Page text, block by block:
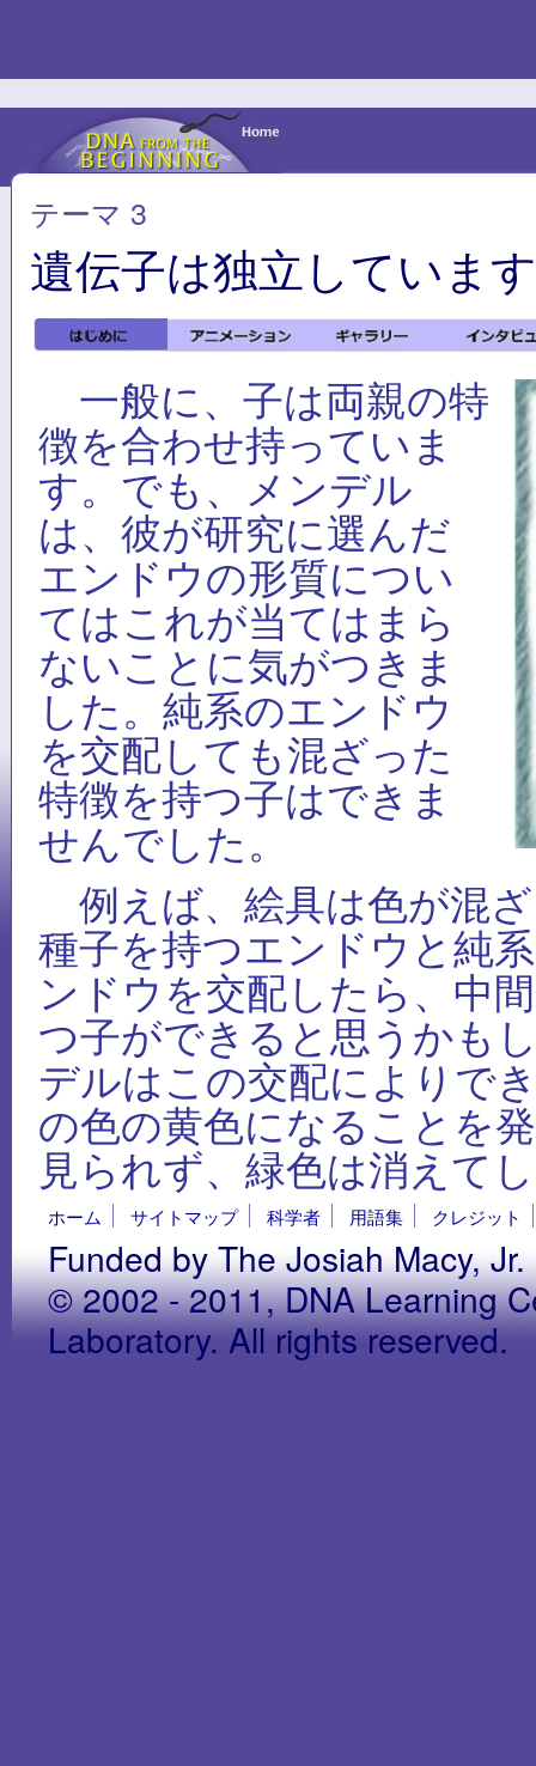
テーマ 3
遺伝子は独立しています
一般に、子は両親の特
徴を合わせ持っていま
す。でも、メンデル
は、彼が研究に選んだ
エンドウの形質につい
てはこれが当てはまら
ないことに気がつきま
した。純系のエンドウ
を交配しても混ざった
特徴を持つ子はできま
せんでした。
例えば、絵具は色が混
種子を持つエンドウと純
ンドウを交配したら、中
つ子ができると思うかも
デルはこの交配によりで
の色の黄色になることを
見られず、緑色は消えて
ホーム サイトマップ 科学者 用語集 クレジット
Funded by The Josiah Macy,
© 2002 - 2011, DNA Learning
Laboratory. All rights reserved.